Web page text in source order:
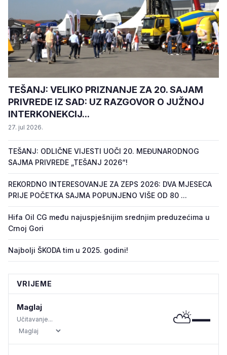
TEŠANJ: VELIKO PRIZNANJE ZA 20. SAJAM
PRIVREDE IZ SAD: UZ RAZGOVOR O JUŽNOJ
INTERKONEKCIJ...
27. jul 2026.
TEŠANJ: ODLIČNE VIJESTI UOČI 20. MEĐUNARODNOG
SAJMA PRIVREDE „TEŠANJ 2026“!
REKORDNO INTERESOVANJE ZA ZEPS 2026: DVA MJESECA
PRIJE POČETKA SAJMA POPUNJENO VIŠE OD 80 ...
Hifa Oil CG među najuspješnijim srednjim preduzećima u
Crnoj Gori
Najbolji ŠKODA tim u 2025. godini!
VRIJEME
Maglaj
Učitavanje... ⛅—